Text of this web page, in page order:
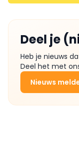
Deel je
Heb je nieuws
Deel het met
Nieuws